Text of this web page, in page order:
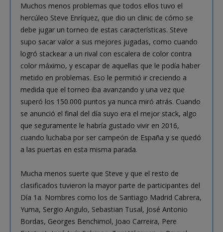
Muchos menos problemas que todos ellos tuvo el
hercúleo Steve Enríquez, que dio un clinic de cómo se
debe jugar un torneo de estas características. Steve
supo sacar valor a sus mejores jugadas, como cuando
logró stackear a un rival con escalera de color contra
color máximo, y escapar de aquellas que le podía haber
metido en problemas. Eso le permitió ir creciendo a
medida que el torneo iba avanzando y una vez que
superó los 150.000 puntos ya nunca miró atrás. Cuando
se anunció el final del día suyo era el mejor stack, algo
que seguramente le habría gustado vivir en 2016,
cuando luchaba por ser campeón de España y se quedó
a las puertas en esta misma parada.
Mucha menos suerte que Steve y que el resto de
clasificados tuvieron la mayor parte de participantes del
Día 1a. Nombres como los de Santiago Madrid Cabrera,
Yuma, Sergio Angulo, Sebastian Tusal, José Antonio
Bordas, Georges Benchimol, Joao Carreira, Pere